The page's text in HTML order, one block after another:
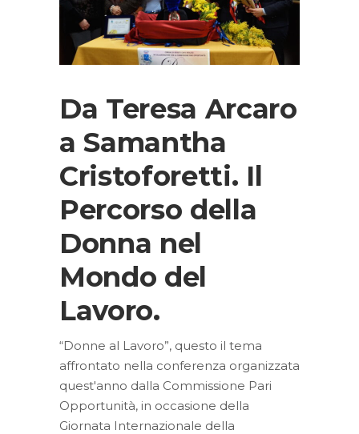
Da Teresa Arcaro
a Samantha
Cristoforetti. Il
Percorso della
Donna nel
Mondo del
Lavoro.
“Donne al Lavoro”, questo il tema
affrontato nella conferenza organizzata
quest'anno dalla Commissione Pari
Opportunità, in occasione della
Giornata Internazionale della